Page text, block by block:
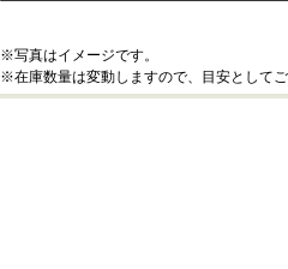
※写真はイメージです。
※在庫数量は変動しますので、目安として